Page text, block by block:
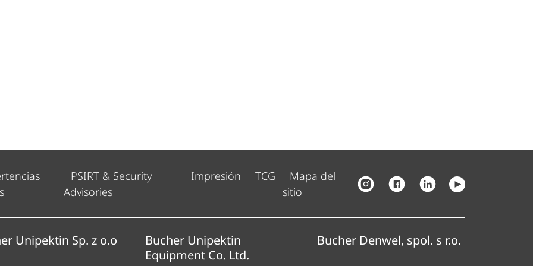
PSIRT & Security
Advisories
Impresión TCG
Mapa del
sitio
Unipektin Sp. z o.o
Bucher Unipektin
Equipment Co. Ltd.
Bucher Denwel, spol. s r.o.